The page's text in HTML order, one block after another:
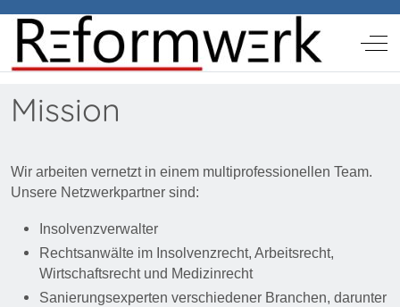
Off-
Mission
Wir arbeiten vernetzt in einem multiprofessionellen Team.
Unsere Netzwerkpartner sind:
Insolvenzverwalter
Rechtsanwälte im Insolvenzrecht, Arbeitsrecht,
Wirtschaftsrecht und Medizinrecht
Sanierungsexperten verschiedener Branchen, darunter